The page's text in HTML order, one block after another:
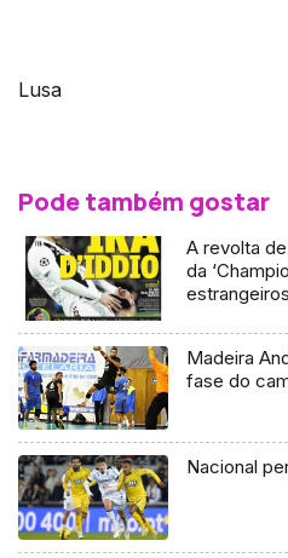
Lusa
Pode também gostar
A revolta
da
estrangeiros
Madeira
fase do
Nacional